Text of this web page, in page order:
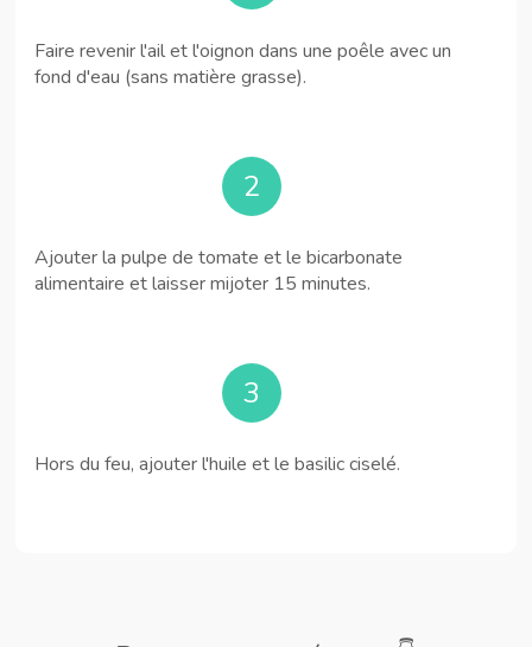
Faire revenir l'ail et l'oignon dans une poêle avec un
fond d'eau (sans matière grasse).
2
Ajouter la pulpe de tomate et le bicarbonate
alimentaire et laisser mijoter 15 minutes.
3
Hors du feu, ajouter l'huile et le basilic ciselé.